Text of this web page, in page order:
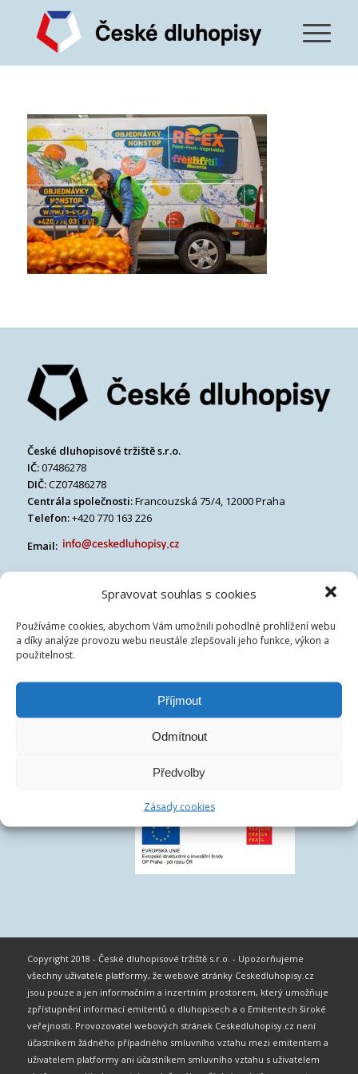
Spravovat souhlas s cookies
Používáme cookies, abychom Vám umožnili pohodlné prohlížení webu
a díky analýze provozu webu neustále zlepšovali jeho funkce, výkon a
použitelnost.
Příjmout
Odmítnout
Předvolby
Zásady cookies
České dluhopisové tržiště s.r.o.
IČ:07486278
DIČ:CZ07486278
Centrála společnosti:Francouzská 75/4, 12000 Praha
Telefon:+420 770 163 226
Email:
Copyright 2018 - České dluhopisové tržiště s.r.o. - Upozorňujeme
všechny uživatele platformy, že webové stránky Ceskedluhopisy.cz
jsou pouze a jen informačním a inzertním prostorem, který umožňuje
zpřístupnění informací emitentů o dluhopisech a o Emitentech široké
veřejnosti. Provozovatel webových stránek Ceskedluhopisy.cz není
účastníkem žádného případného smluvního vztahu mezi emitentem a
uživatelem platformy ani účastníkem smluvního vztahu s uživatelem